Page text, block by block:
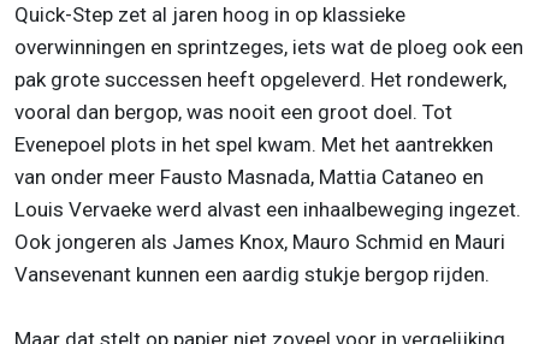
Quick-Step zet al jaren hoog in op klassieke
overwinningen en sprintzeges, iets wat de ploeg ook een
pak grote successen heeft opgeleverd. Het rondewerk,
vooral dan bergop, was nooit een groot doel. Tot
Evenepoel plots in het spel kwam. Met het aantrekken
van onder meer Fausto Masnada, Mattia Cataneo en
Louis Vervaeke werd alvast een inhaalbeweging ingezet.
Ook jongeren als James Knox, Mauro Schmid en Mauri
Vansevenant kunnen een aardig stukje bergop rijden.
Maar dat stelt op papier niet zoveel voor in vergelijking